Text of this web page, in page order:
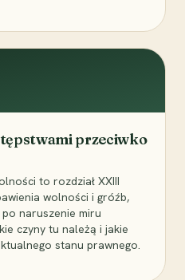
przeciwko
to rozdział XXIII
wolności i gróźb,
naruszenie miru
czyny tu należą i jakie
stanu prawnego.